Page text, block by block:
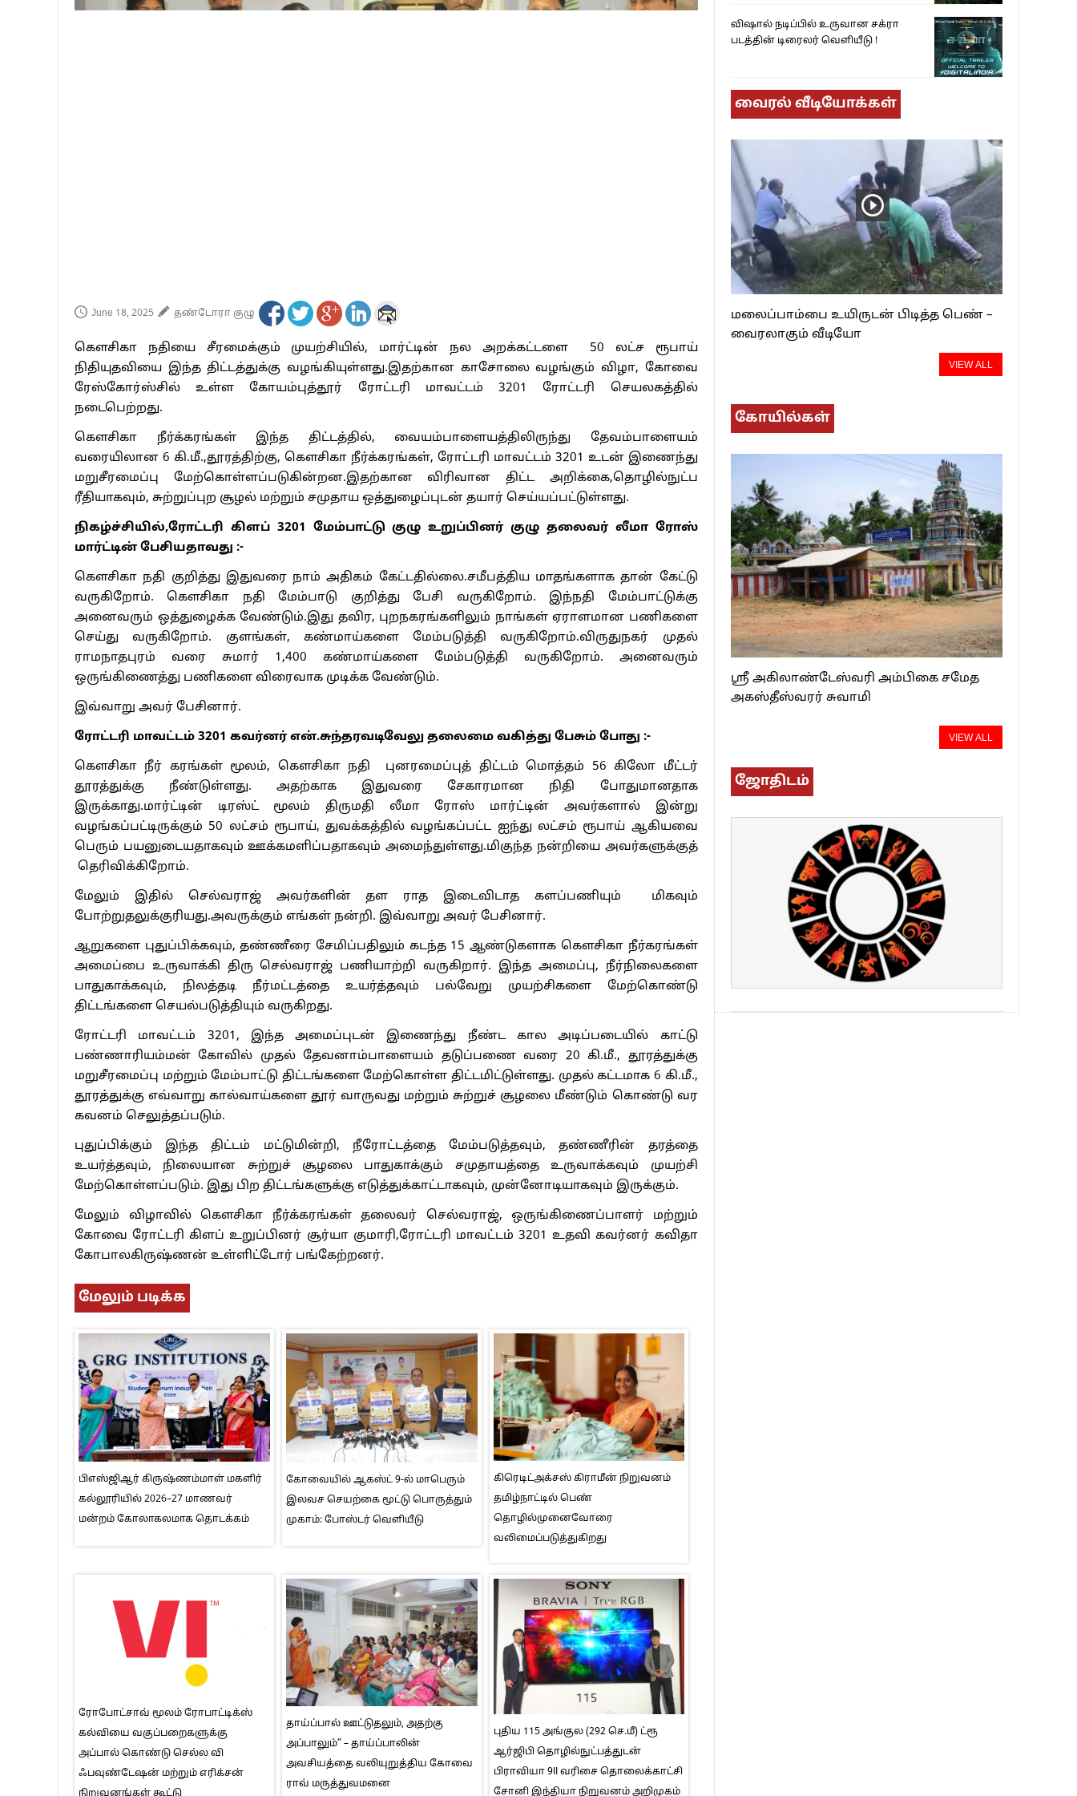
June 18, 2025 தண்டோரா குழு
கௌசிகா நதியை சீரமைக்கும் முயற்சியில், மார்ட்டின் நல அறக்கட்டளை 50 லட்ச ரூபாய்
நிதியுதவியை இந்த திட்டத்துக்கு வழங்கியுள்ளது.இதற்கான காசோலை வழங்கும் விழா, கோவை
ரேஸ்கோர்ஸ்சில் உள்ள கோயம்புத்தூர் ரோட்டரி மாவட்டம் 3201 ரோட்டரி செயலகத்தில்
நடைபெற்றது.
கௌசிகா நீர்க்கரங்கள் இந்த திட்டத்தில், வையம்பாளையத்திலிருந்து தேவம்பாளையம்
வரையிலான 6 கி.மீ.,தூரத்திற்கு, கௌசிகா நீர்க்கரங்கள், ரோட்டரி மாவட்டம் 3201 உடன் இணைந்து
மறுசீரமைப்பு மேற்கொள்ளப்படுகின்றன.இதற்கான விரிவான திட்ட அறிக்கை,தொழில்நுட்ப
ரீதியாகவும், சுற்றுப்புற சூழல் மற்றும் சமுதாய ஒத்துழைப்புடன் தயார் செய்யப்பட்டுள்ளது.
நிகழ்ச்சியில்,ரோட்டரி கிளப் 3201 மேம்பாட்டு குழு உறுப்பினர் குழு தலைவர் லீமா ரோஸ்
மார்ட்டின் பேசியதாவது :-
கௌசிகா நதி குறித்து இதுவரை நாம் அதிகம் கேட்டதில்லை.சமீபத்திய மாதங்களாக தான் கேட்டு
வருகிறோம். கௌசிகா நதி மேம்பாடு குறித்து பேசி வருகிறோம். இந்நதி மேம்பாட்டுக்கு
அனைவரும் ஒத்துழைக்க வேண்டும்.இது தவிர, புறநகரங்களிலும் நாங்கள் ஏராளமான பணிகளை
செய்து வருகிறோம். குளங்கள், கண்மாய்களை மேம்படுத்தி வருகிறோம்.விருதுநகர் முதல்
ராமநாதபுரம் வரை சுமார் 1,400 கண்மாய்களை மேம்படுத்தி வருகிறோம். அனைவரும்
ஒருங்கிணைத்து பணிகளை விரைவாக முடிக்க வேண்டும்.
இவ்வாறு அவர் பேசினார்.
ரோட்டரி மாவட்டம் 3201 கவர்னர் என்.சுந்தரவடிவேலு தலைமை வகித்து பேசும் போது :-
கௌசிகா நீர் கரங்கள் மூலம், கௌசிகா நதி புனரமைப்புத் திட்டம் மொத்தம் 56 கிலோ மீட்டர்
தூரத்துக்கு நீண்டுள்ளது. அதற்காக இதுவரை சேகாரமான நிதி போதுமானதாக
இருக்காது.மார்ட்டின் டிரஸ்ட் மூலம் திருமதி லீமா ரோஸ் மார்ட்டின் அவர்களால் இன்று
வழங்கப்பட்டிருக்கும் 50 லட்சம் ரூபாய், துவக்கத்தில் வழங்கப்பட்ட ஐந்து லட்சம் ரூபாய் ஆகியவை
பெரும் பயனுடையதாகவும் ஊக்கமளிப்பதாகவும் அமைந்துள்ளது.மிகுந்த நன்றியை அவர்களுக்குத்
தெரிவிக்கிறோம்.
மேலும் இதில் செல்வராஜ் அவர்களின் தள ராத இடைவிடாத களப்பணியும் மிகவும்
போற்றுதலுக்குரியது.அவருக்கும் எங்கள் நன்றி. இவ்வாறு அவர் பேசினார்.
ஆறுகளை புதுப்பிக்கவும், தண்ணீரை சேமிப்பதிலும் கடந்த 15 ஆண்டுகளாக கௌசிகா நீர்கரங்கள்
அமைப்பை உருவாக்கி திரு செல்வராஜ் பணியாற்றி வருகிறார். இந்த அமைப்பு, நீர்நிலைகளை
பாதுகாக்கவும், நிலத்தடி நீர்மட்டத்தை உயர்த்தவும் பல்வேறு முயற்சிகளை மேற்கொண்டு
திட்டங்களை செயல்படுத்தியும் வருகிறது.
ரோட்டரி மாவட்டம் 3201, இந்த அமைப்புடன் இணைந்து நீண்ட கால அடிப்படையில் காட்டு
பண்ணாரியம்மன் கோவில் முதல் தேவனாம்பாளையம் தடுப்பணை வரை 20 கி.மீ., தூரத்துக்கு
மறுசீரமைப்பு மற்றும் மேம்பாட்டு திட்டங்களை மேற்கொள்ள திட்டமிட்டுள்ளது. முதல் கட்டமாக 6 கி.மீ.,
தூரத்துக்கு எவ்வாறு கால்வாய்களை தூர் வாருவது மற்றும் சுற்றுச் சூழலை மீண்டும் கொண்டு வர
கவனம் செலுத்தப்படும்.
புதுப்பிக்கும் இந்த திட்டம் மட்டுமின்றி, நீரோட்டத்தை மேம்படுத்தவும், தண்ணீரின் தரத்தை
உயர்த்தவும், நிலையான சுற்றுச் சூழலை பாதுகாக்கும் சமுதாயத்தை உருவாக்கவும் முயற்சி
மேற்கொள்ளப்படும். இது பிற திட்டங்களுக்கு எடுத்துக்காட்டாகவும், முன்னோடியாகவும் இருக்கும்.
மேலும் விழாவில் கௌசிகா நீர்க்கரங்கள் தலைவர் செல்வராஜ், ஒருங்கிணைப்பாளர் மற்றும்
கோவை ரோட்டரி கிளப் உறுப்பினர் சூர்யா குமாரி,ரோட்டரி மாவட்டம் 3201 உதவி கவர்னர் கவிதா
கோபாலகிருஷ்ணன் உள்ளிட்டோர் பங்கேற்றனர்.
மேலும் படிக்க
பிஎஸ்ஜிஆர் கிருஷ்ணம்மாள் மகளிர்
கல்லூரியில் 2026–27 மாணவர்
மன்றம் கோலாகலமாக தொடக்கம்
கோவையில் ஆகஸ்ட் 9-ல் மாபெரும்
இலவச செயற்கை மூட்டு பொருத்தும்
முகாம்: போஸ்டர் வெளியீடு
கிரெடிட்அக்சஸ் கிராமீன் நிறுவனம்
தமிழ்நாட்டில் பெண்
தொழில்முனைவோரை
வலிமைப்படுத்துகிறது
ரோபோட்சாவ் மூலம் ரோபாட்டிக்ஸ்
கல்வியை வகுப்பறைகளுக்கு
அப்பால் கொண்டு செல்ல வி
ஃபவுண்டேஷன் மற்றும் எரிக்சன்
நிறுவனங்கள் கூட்டு
தாய்ப்பால் ஊட்டுதலும், அதற்கு
அப்பாலும்” – தாய்ப்பாலின்
அவசியத்தை வலியுறுத்திய கோவை
ராவ் மருத்துவமனை
புதிய 115 அங்குல (292 செ.மீ) ட்ரூ
ஆர்ஜிபி தொழில்நுட்பத்துடன்
பிராவியா 9II வரிசை தொலைக்காட்சி
சோனி இந்தியா நிறுவனம் அறிமுகம்
விஷால் நடிப்பில் உருவான சக்ரா
படத்தின் டிரைலர் வெளியீடு !
வைரல் வீடியோக்கள்
மலைப்பாம்பை உயிருடன் பிடித்த பெண் –
வைரலாகும் வீடியோ
VIEW ALL
கோயில்கள்
ஸ்ரீ அகிலாண்டேஸ்வரி அம்பிகை சமேத
அகஸ்தீஸ்வரர் சுவாமி
VIEW ALL
ஜோதிடம்